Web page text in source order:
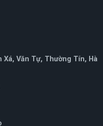
Xá, Văn Tự, Thường Tín, Hà